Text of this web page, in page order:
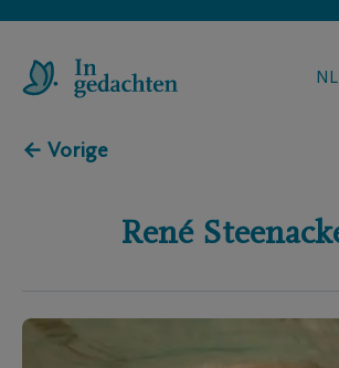
NL
← Vorige
René